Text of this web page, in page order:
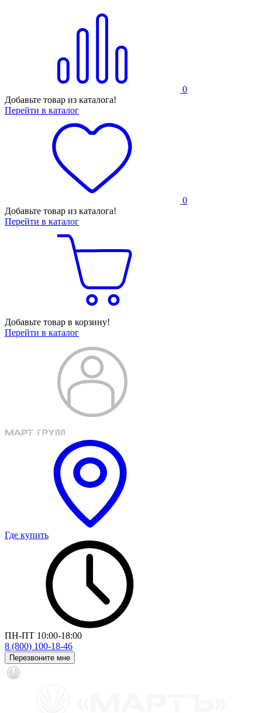
0
Добавьте товар из каталога!
Перейти в каталог
0
Добавьте товар из каталога!
Перейти в каталог
Добавьте товар в корзину!
Перейти в каталог
Где купить
ПН-ПТ 10:00-18:00
8 (800) 100-18-46
Перезвоните мне